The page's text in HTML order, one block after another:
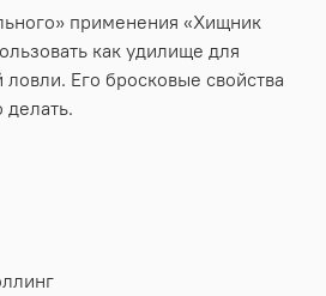
применения «Хищник
как удилище для
Его бросковые свойства
делать.